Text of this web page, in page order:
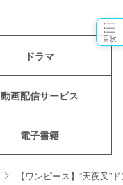
目次
ドラマ
動画配信サービス
電子書籍
【ワンピース】“天夜叉